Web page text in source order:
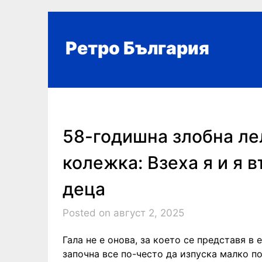
Ретро България
58-годишна злобна
колежка: Взеха я и я
деца
Posted on август 2, 2025
Гала не е онова, за което се представя в
започна все по-често да изпуска малко